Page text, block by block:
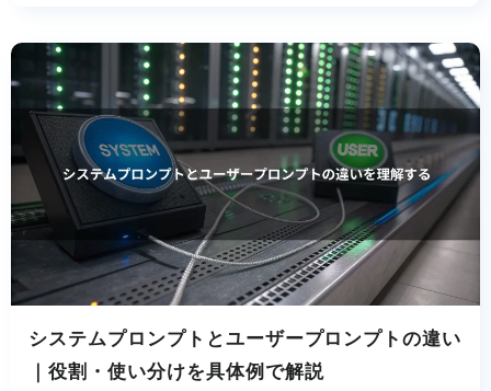
システムプロンプトとユーザープロンプトの違い
｜役割・使い分けを具体例で解説